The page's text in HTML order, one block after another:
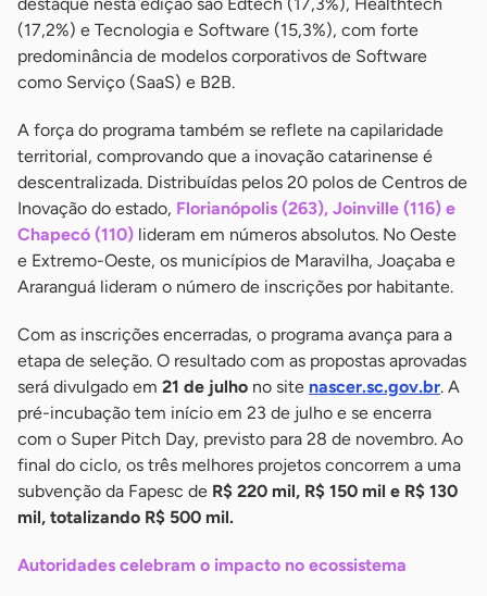
destaque nesta edição são Edtech (17,3%), Healthtech
(17,2%) e Tecnologia e Software (15,3%), com forte
predominância de modelos corporativos de Software
como Serviço (SaaS) e B2B.
A força do programa também se reflete na capilaridade
territorial, comprovando que a inovação catarinense é
descentralizada. Distribuídas pelos 20 polos de Centros de
Inovação do estado, Florianópolis (263), Joinville (116) e
Chapecó (110) lideram em números absolutos. No Oeste
e Extremo-Oeste, os municípios de Maravilha, Joaçaba e
Araranguá lideram o número de inscrições por habitante.
Com as inscrições encerradas, o programa avança para a
etapa de seleção. O resultado com as propostas aprovadas
será divulgado em 21 de julho no site nascer.sc.gov.br. A
pré-incubação tem início em 23 de julho e se encerra
com o Super Pitch Day, previsto para 28 de novembro. Ao
final do ciclo, os três melhores projetos concorrem a uma
subvenção da Fapesc de R$ 220 mil, R$ 150 mil e R$ 130
mil, totalizando R$ 500 mil.
Autoridades celebram o impacto no ecossistema